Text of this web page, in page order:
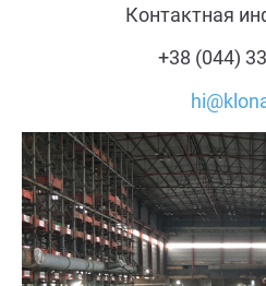
Контактная
+38 (044)